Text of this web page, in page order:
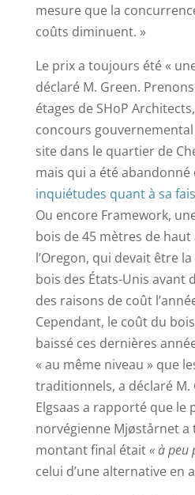
mesure que la
coûts diminuent. »
Le prix a toujours été «
déclaré M. Green.
étages de SHoP
concours
site dans le quartier de
mais qui a été abandonné
inquiétudes quant à sa
Ou encore Framework,
bois de 45 mètres de
l’Oregon, qui devait être
bois des États-Unis avant
des raisons de coût
Cependant, le coût du
baissé ces dernières
« au même niveau » que
traditionnels, a déclaré M.
Elgsaas a rapporté que
norvégienne Mjøstårnet a
montant final était« à peu
celui d’une alternative en